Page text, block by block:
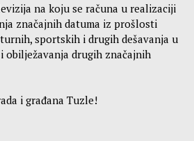
na koju se računa u realizaciji
značajnih datuma iz prošlosti
sportskih i drugih dešavanja u
obilježavanja drugih značajnih
i građana Tuzle!